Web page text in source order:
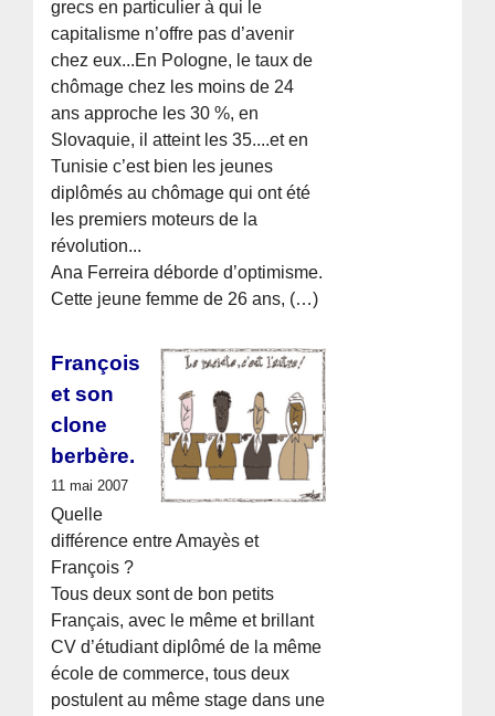
grecs en particulier à qui le
capitalisme n’offre pas d’avenir
chez eux...En Pologne, le taux de
chômage chez les moins de 24
ans approche les 30 %, en
Slovaquie, il atteint les 35....et en
Tunisie c’est bien les jeunes
diplômés au chômage qui ont été
les premiers moteurs de la
révolution...
Ana Ferreira déborde d’optimisme.
Cette jeune femme de 26 ans, (…)
François
et son
clone
berbère.
11 mai 2007
Quelle
différence entre Amayès et
François ?
Tous deux sont de bon petits
Français, avec le même et brillant
CV d’étudiant diplômé de la même
école de commerce, tous deux
postulent au même stage dans une